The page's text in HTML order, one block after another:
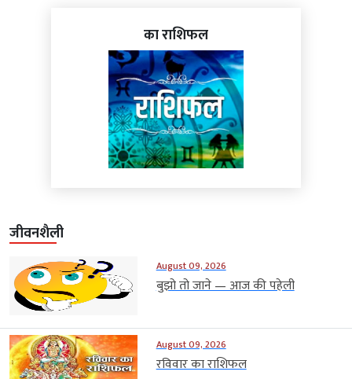
का राशिफल
जीवनशैली
August 09, 2026
बुझो तो जाने — आज की पहेली
August 09, 2026
रविवार का राशिफल